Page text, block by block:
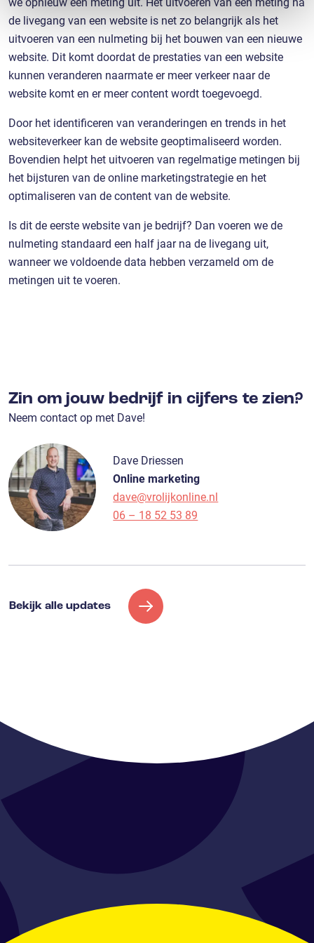
de livegang van een website is net zo belangrijk als het
uitvoeren van een nulmeting bij het bouwen van een nieuwe
website. Dit komt doordat de prestaties van een website
kunnen veranderen naarmate er meer verkeer naar de
website komt en er meer content wordt toegevoegd.
Door het identificeren van veranderingen en trends in het
websiteverkeer kan de website geoptimaliseerd worden.
Bovendien helpt het uitvoeren van regelmatige metingen bij
het bijsturen van de online marketingstrategie en het
optimaliseren van de content van de website.
Is dit de eerste website van je bedrijf? Dan voeren we de
nulmeting standaard een half jaar na de livegang uit,
wanneer we voldoende data hebben verzameld om de
metingen uit te voeren.
Zin om jouw bedrijf in cijfers te zien?
Neem contact op met Dave!
Dave Driessen
Online marketing
dave@vrolijkonline.nl
06 – 18 52 53 89
Bekijk alle updates